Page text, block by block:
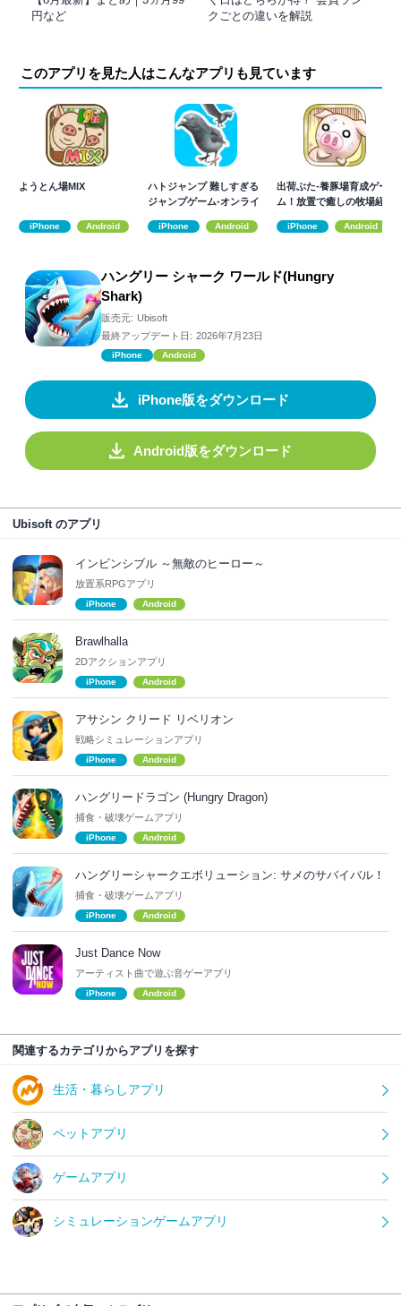
円など
クごとの違いを解説
このアプリを見た人はこんなアプリも見ています
ようとん場MIX
iPhone Android
ハトジャンプ 難しすぎる
ジャンプゲーム-オンライ
iPhone Android
出荷ぶた-養豚場育成ゲー
ム！放置で癒しの牧場経
iPhone Android
ハングリー シャーク ワールド(Hungry
Shark)
販売元: Ubisoft
最終アップデート日: 2026年7月23日
iPhone Android
iPhone版をダウンロード
Android版をダウンロード
Ubisoft のアプリ
インビンシブル ～無敵のヒーロー～
放置系RPGアプリ
iPhone Android
Brawlhalla
2Dアクションアプリ
iPhone Android
アサシン クリード リベリオン
戦略シミュレーションアプリ
iPhone Android
ハングリードラゴン (Hungry Dragon)
捕食・破壊ゲームアプリ
iPhone Android
ハングリーシャークエボリューション: サメのサバイバル！
捕食・破壊ゲームアプリ
iPhone Android
Just Dance Now
アーティスト曲で遊ぶ音ゲーアプリ
iPhone Android
関連するカテゴリからアプリを探す
生活・暮らしアプリ
ペットアプリ
ゲームアプリ
シミュレーションゲームアプリ